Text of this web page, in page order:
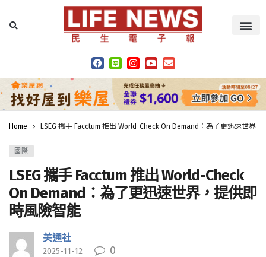
Home LSEG 攜手 Facctum 推出 World-Check On Demand：為了更迅速世界
國際
LSEG 攜手 Facctum 推出 World-Check
On Demand：為了更迅速世界，提供即
時風險智能
美通社
2025-11-12 0